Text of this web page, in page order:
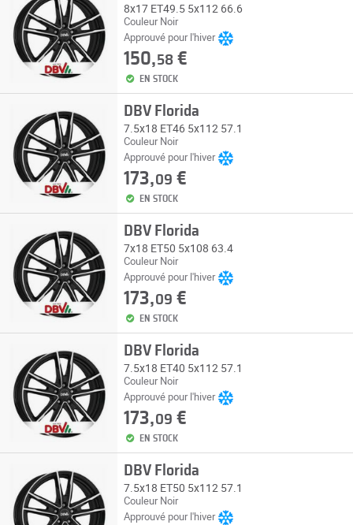
8x17 ET49.5 5x112 66.6
Couleur Noir
Approuvé pour l'hiver
150,58€
EN STOCK
DBV Florida
7.5x18 ET46 5x112 57.1
Couleur Noir
Approuvé pour l'hiver
173,09 €
EN STOCK
DBV Florida
7x18 ET50 5x108 63.4
Couleur Noir
Approuvé pour l'hiver
173,09 €
EN STOCK
DBV Florida
7.5x18 ET40 5x112 57.1
Couleur Noir
Approuvé pour l'hiver
173,09 €
EN STOCK
DBV Florida
7.5x18 ET50 5x112 57.1
Couleur Noir
Approuvé pour l'hiver